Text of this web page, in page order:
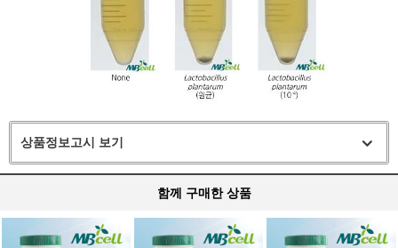
상품정보고시 보기
함께 구매한 상품